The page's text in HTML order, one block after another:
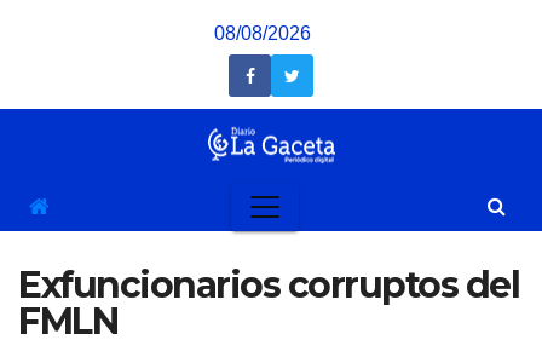
08/08/2026
Exfuncionarios corruptos del
FMLN